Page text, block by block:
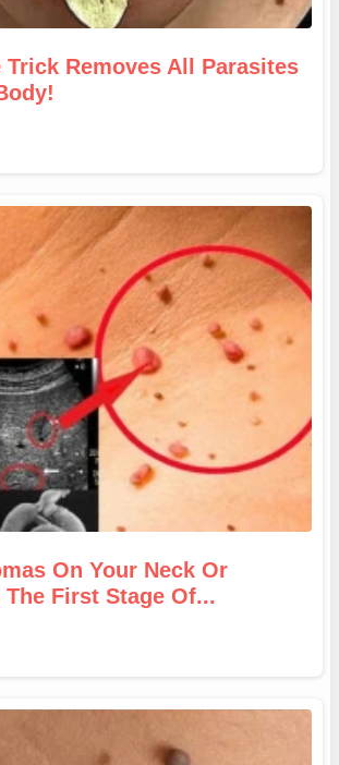
Removes All Parasites
On Your Neck Or
First Stage Of...